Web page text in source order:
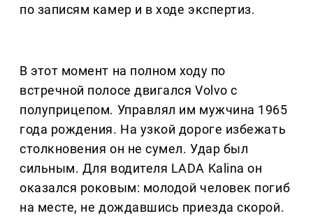
по записям камер и в ходе экспертиз.
В этот момент на полном ходу по
встречной полосе двигался Volvo с
полуприцепом. Управлял им мужчина 1965
года рождения. На узкой дороге избежать
столкновения он не сумел. Удар был
сильным. Для водителя LADA Kalina он
оказался роковым: молодой человек погиб
на месте, не дождавшись приезда скорой.